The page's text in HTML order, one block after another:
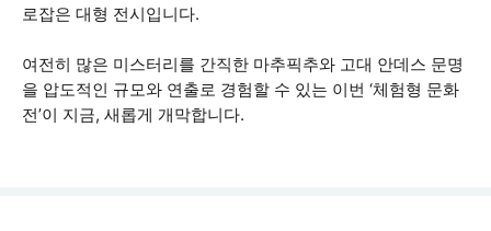
로잡은 대형 전시입니다.
여전히 많은 미스터리를 간직한 마추픽추와 고대 안데스 문명
을 압도적인 규모와 연출로 경험할 수 있는 이번 ‘체험형 문화
전’이 지금, 새롭게 개막합니다.